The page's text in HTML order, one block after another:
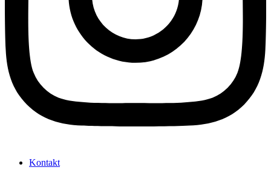
Kontakt